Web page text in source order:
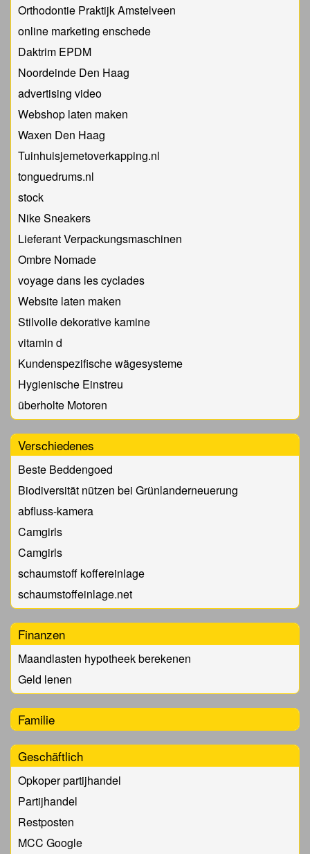
Orthodontie Praktijk Amstelveen
online marketing enschede
Daktrim EPDM
Noordeinde Den Haag
advertising video
Webshop laten maken
Waxen Den Haag
Tuinhuisjemetoverkapping.nl
tonguedrums.nl
stock
Nike Sneakers
Lieferant Verpackungsmaschinen
Ombre Nomade
voyage dans les cyclades
Website laten maken
Stilvolle dekorative kamine
vitamin d
Kundenspezifische wägesysteme
Hygienische Einstreu
überholte Motoren
Verschiedenes
Beste Beddengoed
Biodiversität nützen bei Grünlanderneuerung
abfluss-kamera
Camgirls
Camgirls
schaumstoff koffereinlage
schaumstoffeinlage.net
Finanzen
Maandlasten hypotheek berekenen
Geld lenen
Familie
Geschäftlich
Opkoper partijhandel
Partijhandel
Restposten
MCC Google